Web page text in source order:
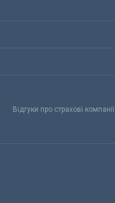
Відгуки про страхові компанії